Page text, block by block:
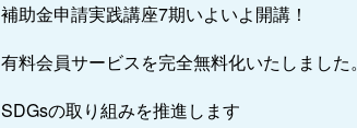
補助金申請実践講座7期いよいよ開講！
有料会員サービスを完全無料化いたしました。
SDGsの取り組みを推進します